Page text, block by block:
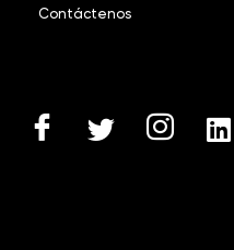
Contáctenos